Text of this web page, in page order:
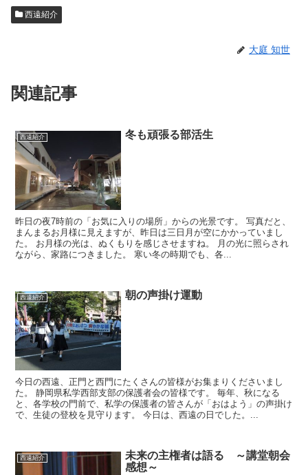
西遠紹介
大庭 知世
関連記事
西遠紹介 冬も頑張る部活生
昨日の夜7時前の「お気に入りの場所」からの光景です。 写真だと、
まんまるお月様に見えますが、昨日は三日月が空にかかっていまし
た。 お月様の光は、ぬくもりを感じさせますね。 月の光に照らされ
ながら、家路につきました。 寒い冬の時期でも、各...
西遠紹介 朝の声掛け運動
今日の西遠、正門と西門にたくさんの皆様がお集まりくださいまし
た。 静岡県私学西部支部の保護者会の皆様です。 毎年、秋になる
と、各学校の門前で、私学の保護者の皆さんが「おはよう」の声掛け
で、生徒の登校を見守ります。 今日は、西遠の日でした。...
西遠紹介
未来の主権者は語る ～講堂朝会
感想～